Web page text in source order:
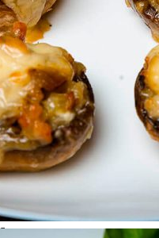
из мяса, птицы и овощей
из рыбы